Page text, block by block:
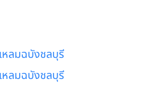
ลมฉบังชลบุรี
ลมฉบังชลบุรี